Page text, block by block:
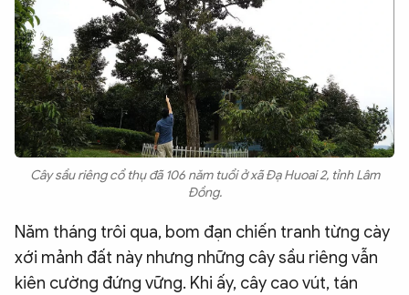
Cây sầu riêng cổ thụ đã 106 năm tuổi ở xã Đạ Huoai 2, tỉnh Lâm
Đồng.
Năm tháng trôi qua, bom đạn chiến tranh từng cày
xới mảnh đất này nhưng những cây sầu riêng vẫn
kiên cường đứng vững. Khi ấy, cây cao vút, tán